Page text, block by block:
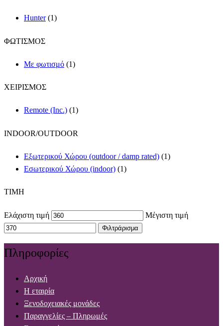
Hunter (1)
ΦΩΤΙΣΜΟΣ
Με φωτισμό (1)
ΧΕΙΡΙΣΜΟΣ
Remote (Inc.) (1)
INDOOR/OUTDOOR
Εξωτερικού Χώρου (outdoor / damp rated) (1)
Εσωτερικού Χώρου (indoor) (1)
TIMH
Ελάχιστη τιμή Μέγιστη τιμή
Φιλτράρισμα
Πληροφορίες
Αρχική
Η εταιρία
Ξενοδοχειακές μονάδες
Παραγγελίες – Πληρωμές